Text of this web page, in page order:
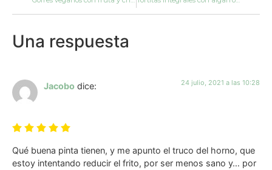
Una respuesta
Jacobo dice: 24 julio, 2021 a las 10:28
Qué buena pinta tienen, y me apunto el truco del horno, que
estoy intentando reducir el frito, por ser menos sano y… por